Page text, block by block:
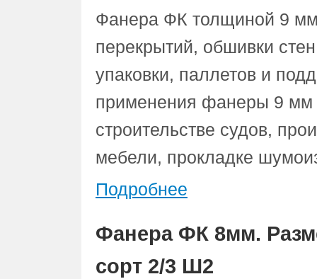
Фанера ФК толщиной 9
перекрытий, обшивки
упаковки, паллетов и
применения фанеры 9 мм
строительстве судов,
мебели, прокладке
Подробнее
Фанера ФК 8мм.
сорт 2/3 Ш2